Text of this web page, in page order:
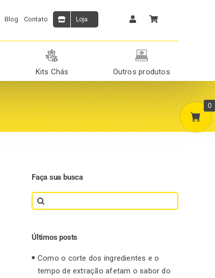
Blog Contato Loja
Kits Chás Outros produtos
Faça sua busca
Search
for:
Últimos posts
Como o corte dos ingredientes e o
tempo de extração afetam o sabor do
0